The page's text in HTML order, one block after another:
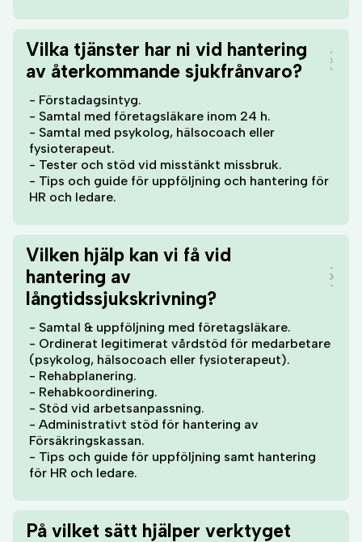
Vilka tjänster har ni vid hantering
av återkommande sjukfrånvaro?
- Förstadagsintyg.
- Samtal med företagsläkare inom 24 h.
- Samtal med psykolog, hälsocoach eller
fysioterapeut.
- Tester och stöd vid misstänkt missbruk.
- Tips och guide för uppföljning och hantering för
HR och ledare.
Vilken hjälp kan vi få vid
hantering av
långtidssjukskrivning?
- Samtal & uppföljning med företagsläkare.
- Ordinerat legitimerat vårdstöd för medarbetare
(psykolog, hälsocoach eller fysioterapeut).
- Rehabplanering.
- Rehabkoordinering.
- Stöd vid arbetsanpassning.
- Administrativt stöd för hantering av
Försäkringskassan.
- Tips och guide för uppföljning samt hantering
för HR och ledare.
På vilket sätt hjälper verktyget